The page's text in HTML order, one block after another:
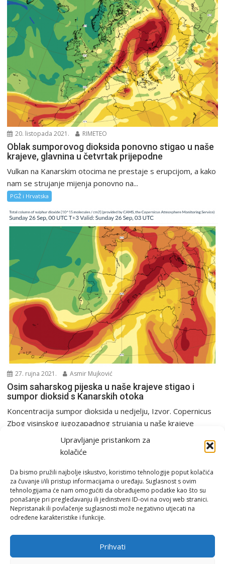
Upravljanje pristankom za
kolačiće
Da bismo pružili najbolje iskustvo, koristimo tehnologije poput kolačića
za čuvanje i/ili pristup informacijama o uređaju. Suglasnost s ovim
tehnologijama će nam omogućiti da obrađujemo podatke kao što su
ponašanje pri pregledavanju ili jedinstveni ID-ovi na ovoj web stranici.
Nepristanak ili povlačenje suglasnosti može negativno utjecati na
određene karakteristike i funkcije.
Prihvati
20. listopada 2021. RIMETEO
Oblak sumporovog dioksida ponovno stigao u naše
krajeve, glavnina u četvrtak prijepodne
Vulkan na Kanarskim otocima ne prestaje s erupcijom, a kako
nam se strujanje mijenja ponovno na...
PGŽ i Hrvatska
27. rujna 2021. Asmir Mujković
Osim saharskog pijeska u naše krajeve stigao i
sumpor dioksid s Kanarskih otoka
Koncentracija sumpor dioksida u nedjelju, Izvor. Copernicus
Zbog visinskog jugozapadnog strujanja u naše krajeve
proteklog vikenda...
Europa i svijet
Email: rimeteoATyahoo.com
Politika privatnosti